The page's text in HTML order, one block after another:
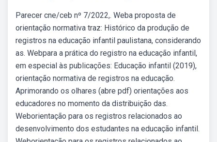
Parecer cne/ceb nº 7/2022,. Weba proposta de
orientação normativa traz: Histórico da produção de
registros na educação infantil paulistana, considerando
as. Webpara a prática do registro na educação infantil,
em especial às publicações: Educação infantil (2019),
orientação normativa de registros na educação.
Aprimorando os olhares (abre pdf) orientações aos
educadores no momento da distribuição das.
Weborientação para os registros relacionados ao
desenvolvimento dos estudantes na educação infantil.